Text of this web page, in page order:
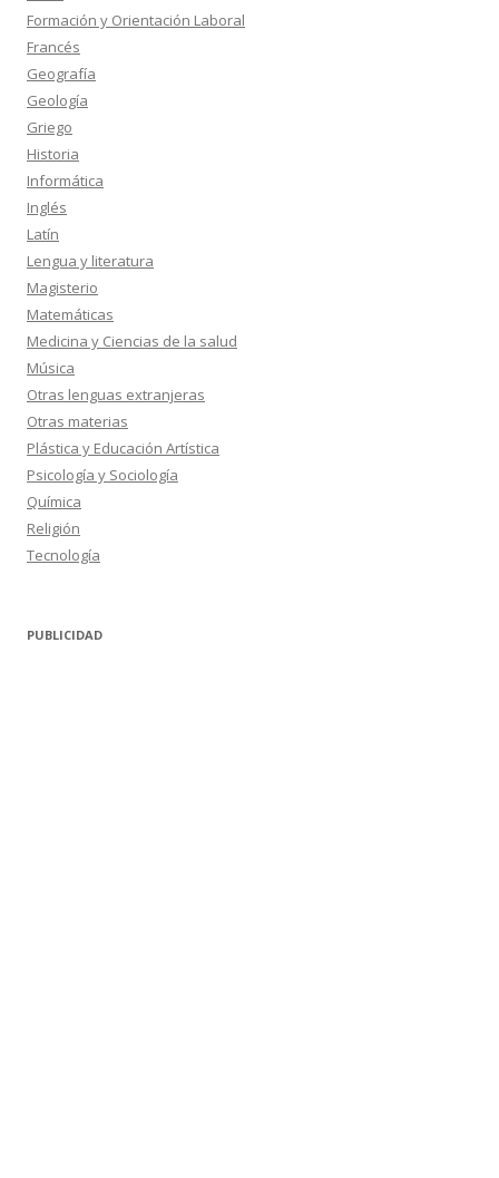
Formación y Orientación Laboral
Francés
Geografía
Geología
Griego
Historia
Informática
Inglés
Latín
Lengua y literatura
Magisterio
Matemáticas
Medicina y Ciencias de la salud
Música
Otras lenguas extranjeras
Otras materias
Plástica y Educación Artística
Psicología y Sociología
Química
Religión
Tecnología
PUBLICIDAD